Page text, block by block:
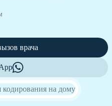
врача